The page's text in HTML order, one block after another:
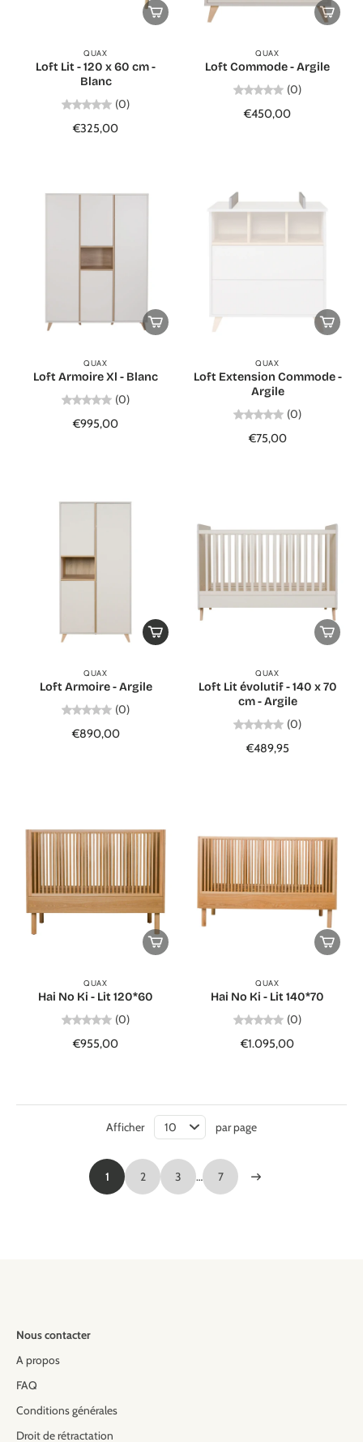
QUAX
Loft Lit - 120 x 60 cm -
Blanc
(0)
€325,00
QUAX
Loft Commode - Argile
(0)
€450,00
QUAX
Loft Armoire Xl - Blanc
(0)
€995,00
QUAX
Loft Extension Commode -
Argile
(0)
€75,00
QUAX
Loft Armoire - Argile
(0)
€890,00
QUAX
Loft Lit évolutif - 140 x 70
cm - Argile
(0)
€489,95
QUAX
Hai No Ki - Lit 120*60
(0)
€955,00
QUAX
Hai No Ki - Lit 140*70
(0)
€1.095,00
1 2 3 … 7
Afficher par page
Nous contacter
A propos
FAQ
Conditions générales
Droit de rétractation